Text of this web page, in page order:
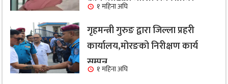
हेर्नुहोस भिडियो ।
१ महिना अघि
गृहमन्त्री गुरुङ द्वारा जिल्ला प्रहरी
कार्यालय,मोरङको निरीक्षण कार्य
सम्पन्न१ महिना अघि